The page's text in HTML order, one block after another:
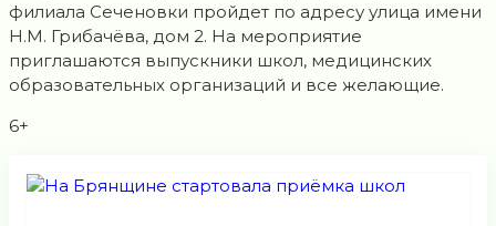
филиала Сеченовки пройдет по адресу улица имени
Н.М. Грибачёва, дом 2. На мероприятие
приглашаются выпускники школ, медицинских
образовательных организаций и все желающие.
6+